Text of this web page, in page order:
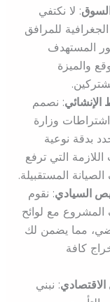
: لا نكتفي
للمرافق
المستهدف
والميزة
: نصمم
وزارة
بدقة نوعية
التي ترفع
المستقبيلة.
السيادي: نقوم
مع لوائح
مما يضمن لك
كافة
: نبني